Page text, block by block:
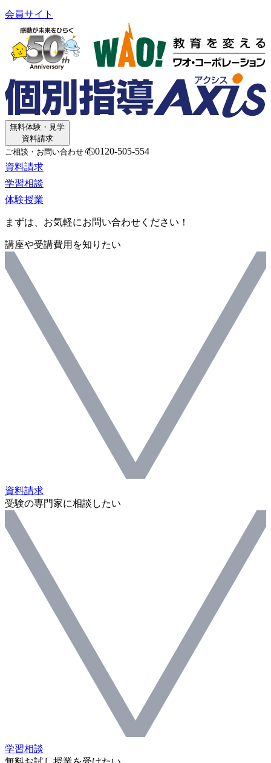
会員サイト
無料体験・見学
資料請求
ご相談・お問い合わせ
0120-505-554
資料請求
学習相談
体験授業
まずは、お気軽にお問い合わせください！
講座や受講費用を知りたい
資料請求
受験の専門家に相談したい
学習相談